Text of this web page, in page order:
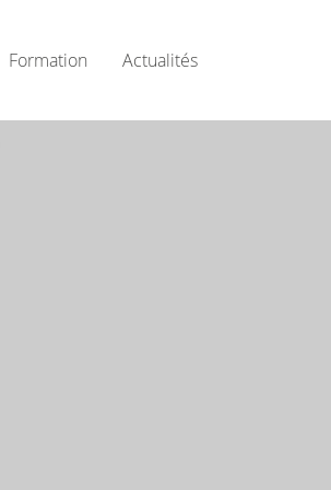
Formation Actualités